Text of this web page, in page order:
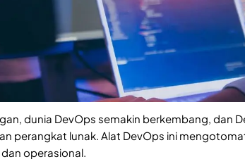
dunia DevOps semakin berkembang, dan
perangkat lunak. Alat DevOps ini
operasional.